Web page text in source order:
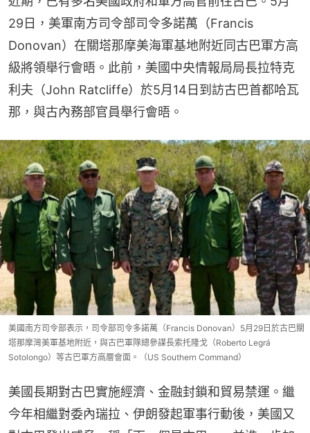
29日，美軍南方司令部司令多諾萬（Francis
Donovan）在關塔那摩美海軍基地附近同古巴軍方高
級將領舉行會晤。此前，美國中央情報局局長拉特克
利夫（John Ratcliffe）於5月14日到訪古巴首都哈瓦
那，與古內務部官員舉行會晤。
美國南方司令部表示，司令部司令多諾萬（Francis Donovan）5月29日於古巴關
塔那摩灣美軍基地附近，與古巴軍隊總參謀長索托隆戈（Roberto Legrá
Sotolongo）等古巴軍方高層會面。（US Southern Command）
美國長期對古巴實施經濟、金融封鎖和貿易禁運。繼
今年相繼對委內瑞拉、伊朗發起軍事行動後，美國又